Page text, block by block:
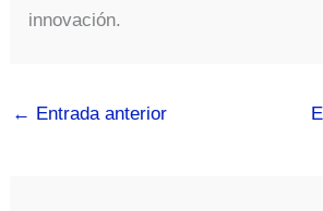
innovación.
← Entrada anterior